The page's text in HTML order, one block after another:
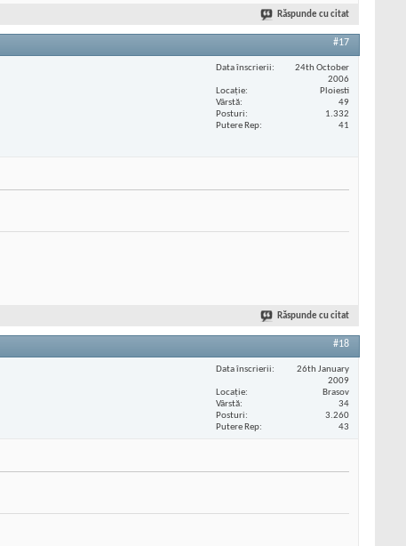
Răspunde cu citat
#17
Data înscrierii
24th October
2006
Locaţie
Ploiesti
Vârstă
49
Posturi
1.332
Putere Rep
41
Răspunde cu citat
#18
Data înscrierii
26th January
2009
Locaţie
Brasov
Vârstă
34
Posturi
3.260
Putere Rep
43